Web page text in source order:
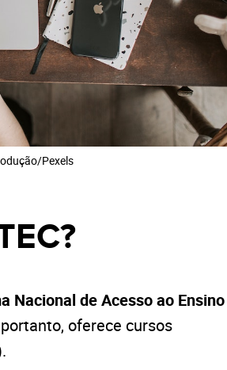
Pexels
Nacional de Acesso ao Ensino
oferece cursos